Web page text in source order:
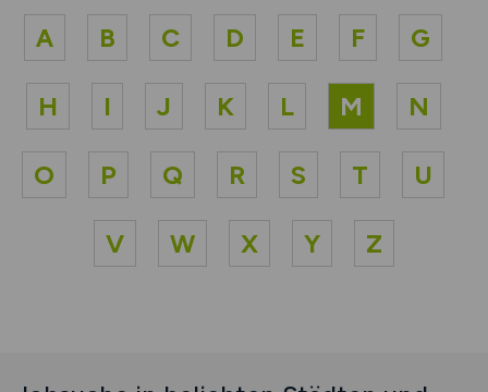
A B C D E F G
H I J K L M N
O P Q R S T U
V W X Y Z